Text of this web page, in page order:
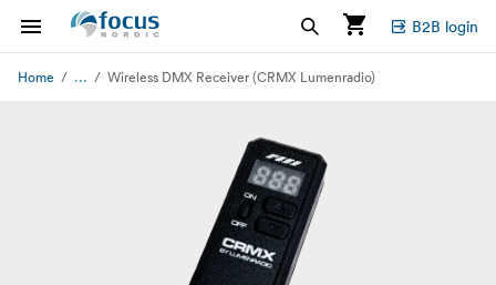
B2B login
Home ... Wireless DMX Receiver (CRMX Lumenradio)